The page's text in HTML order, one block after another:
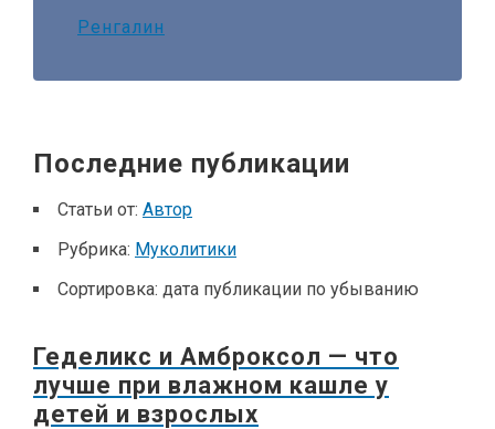
Ренгалин
Последние публикации
Статьи от: Автор
Рубрика: Муколитики
Сортировка: дата публикации по убыванию
Геделикс и Амброксол — что
лучше при влажном кашле у
детей и взрослых